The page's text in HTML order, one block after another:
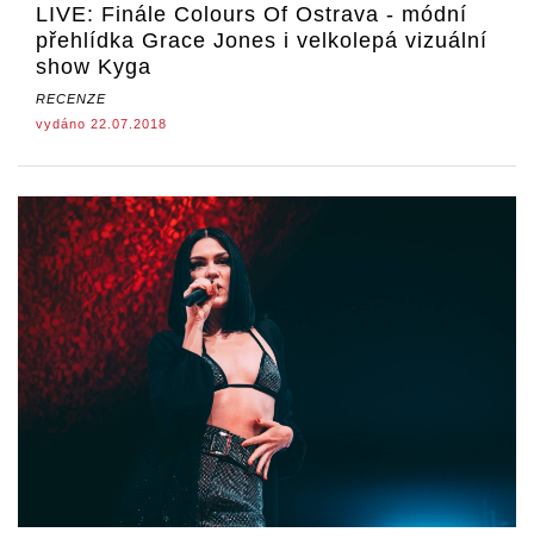
LIVE: Finále Colours Of Ostrava - módní
přehlídka Grace Jones i velkolepá vizuální
show Kyga
RECENZE
vydáno 22.07.2018